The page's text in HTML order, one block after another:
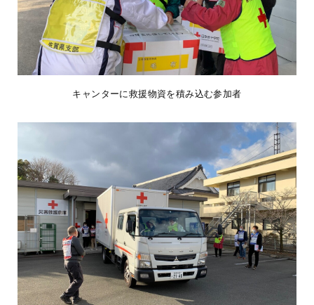
キャンターに救援物資を積み込む参加者